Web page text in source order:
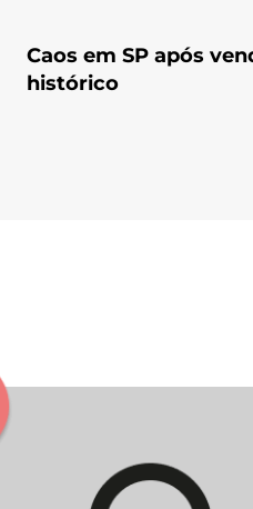
Caos em SP após
histórico